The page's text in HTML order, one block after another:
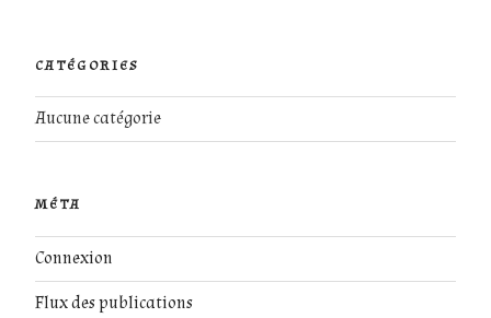
CATÉGORIES
Aucune catégorie
MÉTA
Connexion
Flux des publications